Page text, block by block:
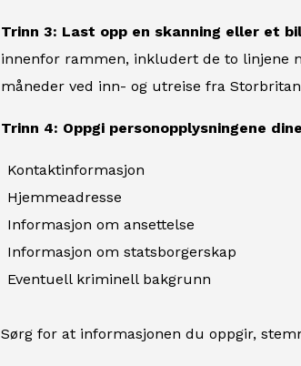
Trinn 3: Last opp en skanning eller et
innenfor rammen, inkludert de to linjene
måneder ved inn- og utreise fra
Trinn 4: Oppgi personopplysningene
Kontaktinformasjon
Hjemmeadresse
Informasjon om ansettelse
Informasjon om statsborgerskap
Eventuell kriminell bakgrunn
Sørg for at informasjonen du oppgir,